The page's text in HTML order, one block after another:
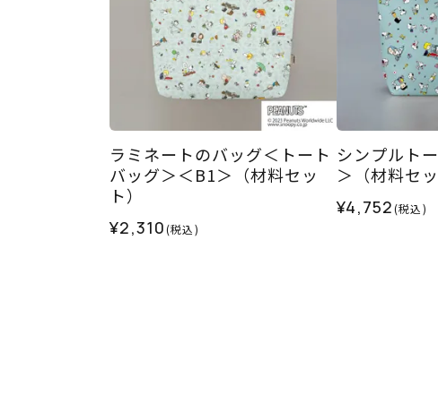
ラミネートのバッグ＜トート
バッグ＞＜B1＞（材料セッ
ト）
¥2,310(税込)
シンプルト
＞（材料セッ
¥4,752(税込)